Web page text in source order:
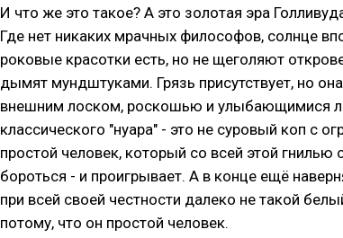
И что же это такое? А это золотая эра
Где нет никаких мрачных философов, солнце
роковые красотки есть, но не щеголяют
дымят мундштуками. Грязь присутствует, но
внешним лоском, роскошью и улыбающимися
классического "нуара" - это не суровый коп с
простой человек, который со всей этой гнилью
бороться - и проигрывает. А в конце ещё
при всей своей честности далеко не такой
потому, что он простой человек.